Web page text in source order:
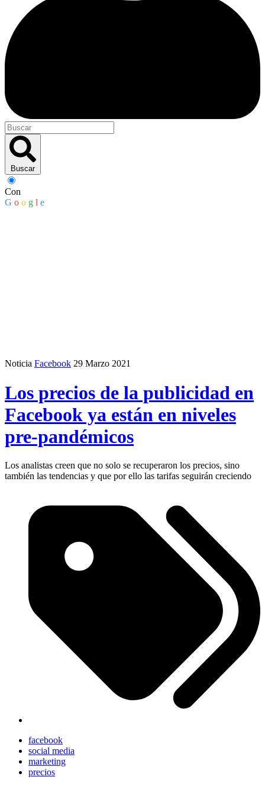
Buscar
Con
G o o g l e
Noticia Facebook 29 Marzo 2021
Los precios de la publicidad en
Facebook ya están en niveles
pre-pandémicos
Los analistas creen que no solo se recuperaron los precios, sino
también las tendencias y que por ello las tarifas seguirán creciendo
facebook
social media
marketing
precios